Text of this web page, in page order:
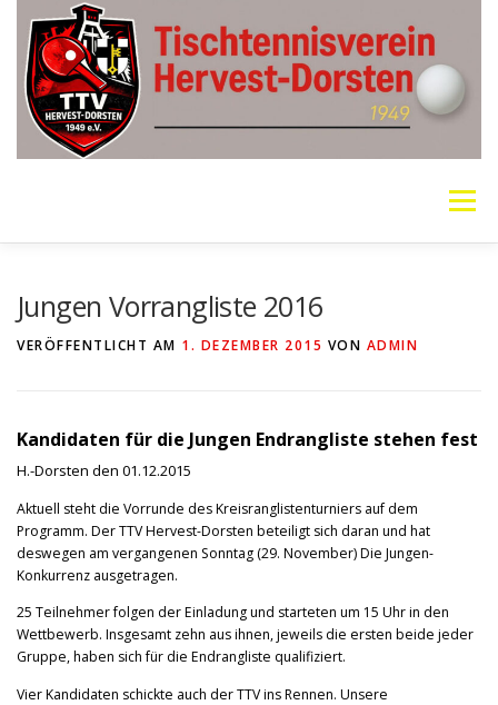
Inhalt
springen
Menü
SOCIAL MEDIA TT-NEWS WER SPIELT HEUTE?
Jungen Vorrangliste 2016
VERÖFFENTLICHT AM 1. DEZEMBER 2015 VON ADMIN
Kandidaten für die Jungen Endrangliste stehen fest
H.-Dorsten den 01.12.2015
Aktuell steht die Vorrunde des Kreisranglistenturniers auf dem
Programm. Der TTV Hervest-Dorsten beteiligt sich daran und hat
deswegen am vergangenen Sonntag (29. November) Die Jungen-
Konkurrenz ausgetragen.
25 Teilnehmer folgen der Einladung und starteten um 15 Uhr in den
Wettbewerb. Insgesamt zehn aus ihnen, jeweils die ersten beide jeder
Gruppe, haben sich für die Endrangliste qualifiziert.
Vier Kandidaten schickte auch der TTV ins Rennen. Unsere